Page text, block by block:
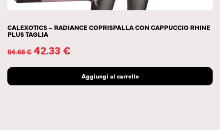
CALEXOTICS – RADIANCE COPRISPALLA CON CAPPUCCIO RHINE
PLUS TAGLIA
84.66€ 42.33€
Aggiungi al carrello